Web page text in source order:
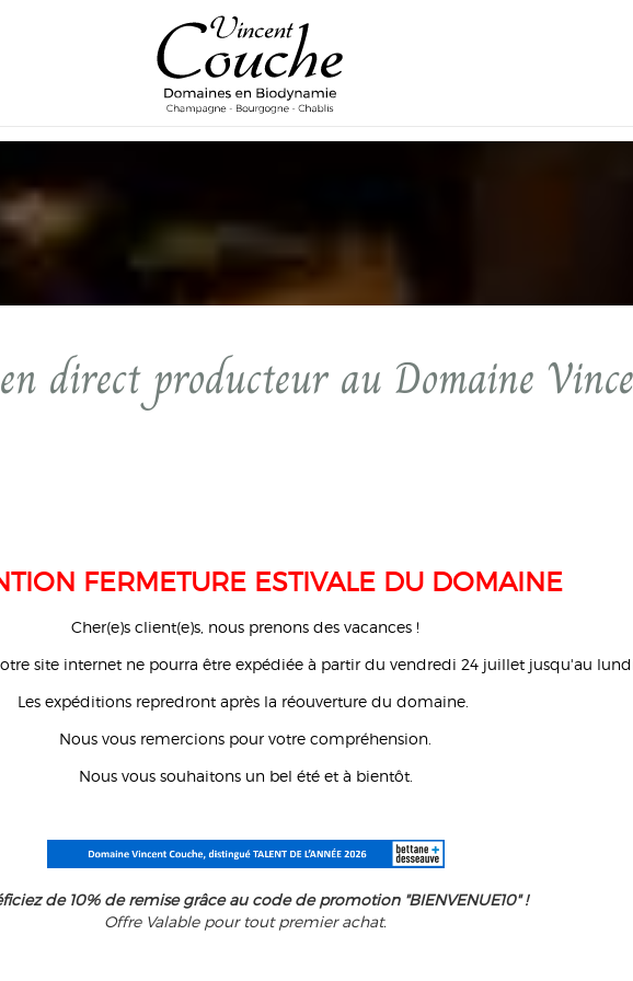
direct producteur au Domaine
FERMETURE ESTIVALE DU DOMAINE
Cher(e)s client(e)s, nous prenons des vacances !
site internet ne pourra être expédiée à partir du vendredi 24 juillet jusqu'au lundi
Les expéditions repredront après la réouverture du domaine.
Nous vous remercions pour votre compréhension.
Nous vous souhaitons un bel été et à bientôt.
de 10% de remise grâce au code de promotion "BIENVENUE10" !
Offre Valable pour tout premier achat.